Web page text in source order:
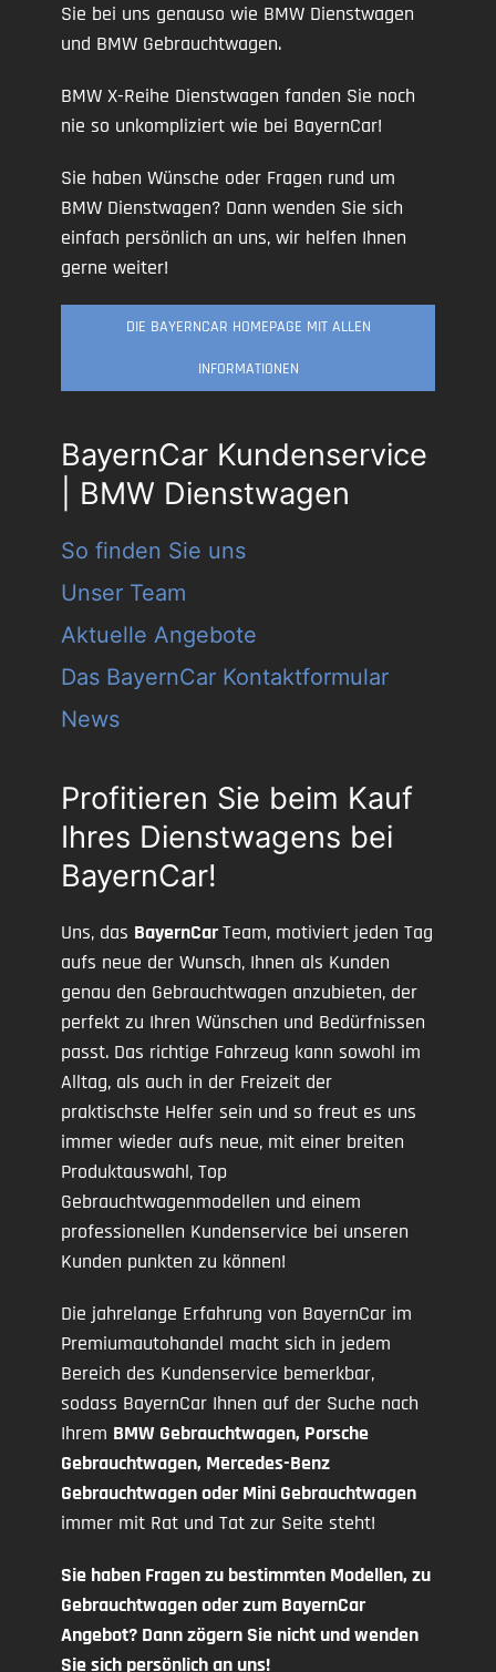
Sie bei uns genauso wie BMW Dienstwagen
und BMW Gebrauchtwagen.
BMW X-Reihe Dienstwagen fanden Sie noch
nie so unkompliziert wie bei BayernCar!
Sie haben Wünsche oder Fragen rund um
BMW Dienstwagen? Dann wenden Sie sich
einfach persönlich an uns, wir helfen Ihnen
gerne weiter!
DIE BAYERNCAR HOMEPAGE MIT ALLEN
INFORMATIONEN
BayernCar Kundenservice
| BMW Dienstwagen
So finden Sie uns
Unser Team
Aktuelle Angebote
Das BayernCar Kontaktformular
News
Profitieren Sie beim Kauf
Ihres Dienstwagens bei
BayernCar!
Uns, das BayernCarTeam, motiviert jeden Tag
aufs neue der Wunsch, Ihnen als Kunden
genau den Gebrauchtwagen anzubieten, der
perfekt zu Ihren Wünschen und Bedürfnissen
passt. Das richtige Fahrzeug kann sowohl im
Alltag, als auch in der Freizeit der
praktischste Helfer sein und so freut es uns
immer wieder aufs neue, mit einer breiten
Produktauswahl, Top
Gebrauchtwagenmodellen und einem
professionellen Kundenservice bei unseren
Kunden punkten zu können!
Die jahrelange Erfahrung von BayernCar im
Premiumautohandel macht sich in jedem
Bereich des Kundenservice bemerkbar,
sodass BayernCar Ihnen auf der Suche nach
Ihrem BMW Gebrauchtwagen, Porsche
Gebrauchtwagen, Mercedes-Benz
Gebrauchtwagen oder Mini Gebrauchtwagen
immer mit Rat und Tat zur Seite steht!
Sie haben Fragen zu bestimmten Modellen, zu
Gebrauchtwagen oder zum BayernCar
Angebot? Dann zögern Sie nicht und wenden
Sie sich persönlich an uns!